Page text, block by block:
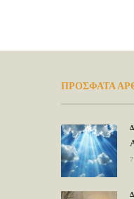
ΠΡΟΣΦΑΤΑ